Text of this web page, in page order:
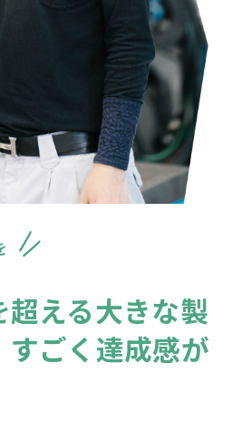
超える大きな製
すごく達成感が